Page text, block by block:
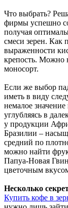
Что выбрать?
фирмы успешно
получая
смеси зерен. Как
выраженности
крепость. Можно
моносорт.
Если же выбор
иметь в виду
немалое
углубляясь в
у продукции
Бразилии –
средний по
можно найти
Папуа-Новая
цветочным
Несколько
Купить кофе в